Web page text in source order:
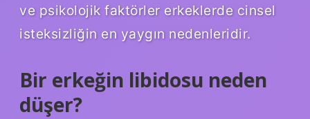
ve psikolojik faktörler erkeklerde cinsel
isteksizliğin en yaygın nedenleridir.
Bir erkeğin libidosu neden
düşer?